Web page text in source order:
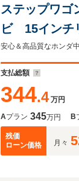
ステップワ
ビ 15インチ
コ前後 ETC
安心＆高品質なホンダ
支払総額
344.4 万円
Aプラン 345万円 B
残価
ローン価格
月々